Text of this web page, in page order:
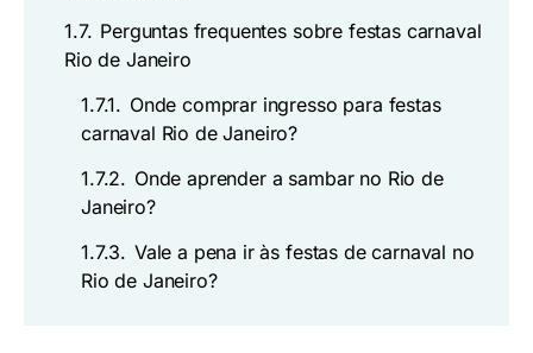
1.7. Perguntas frequentes sobre festas carnaval
Rio de Janeiro
1.7.1. Onde comprar ingresso para festas
carnaval Rio de Janeiro?
1.7.2. Onde aprender a sambar no Rio de
Janeiro?
1.7.3. Vale a pena ir às festas de carnaval no
Rio de Janeiro?